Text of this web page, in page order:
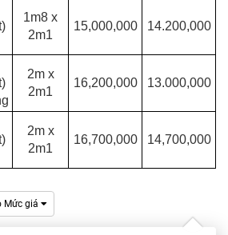
1m8 x
2m1
15,000,000 14.200,000
2m x
2m1
16,200,000 13.000,000
2m x
2m1
16,700,000 14,700,000
Mức giá